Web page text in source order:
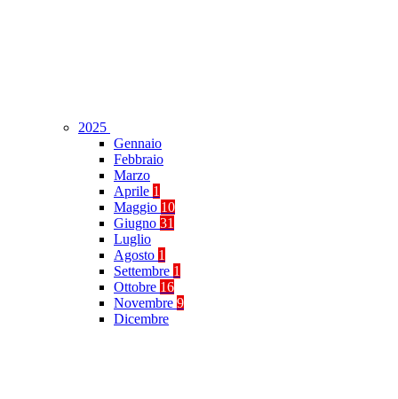
2025
Gennaio
Febbraio
Marzo
Aprile 1
Maggio 10
Giugno 31
Luglio
Agosto 1
Settembre 1
Ottobre 16
Novembre 9
Dicembre